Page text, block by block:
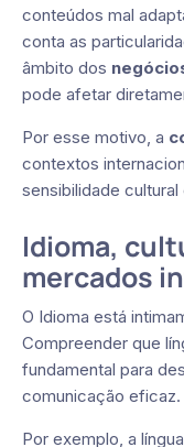
conteúdos mal
conta as
âmbito dos
pode afetar
Por esse motivo, a
contextos
sensibilidade
Idioma,
mercados
O Idioma está
Compreender que
fundamental para
comunicação eficaz.
Por exemplo, a